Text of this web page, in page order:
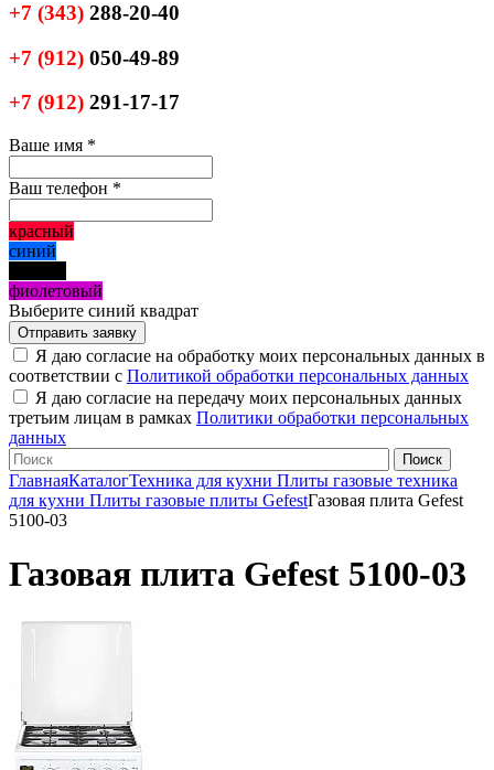
+7 (343) 288-20-40
+7 (912) 050-49-89
+7 (912) 291-17-17
Ваше имя *
Ваш телефон *
красный
синий
фиолетовый
Выберите синий квадрат
Я даю согласие на обработку моих персональных данных в
соответствии с Политикой обработки персональных данных
Я даю согласие на передачу моих персональных данных
третьим лицам в рамках Политики обработки персональных
данных
ГлавнаяКаталогТехника для кухни Плиты газовые техника
для кухни Плиты газовые плиты GefestГазовая плита Gefest
5100-03
Газовая плита Gefest 5100-03